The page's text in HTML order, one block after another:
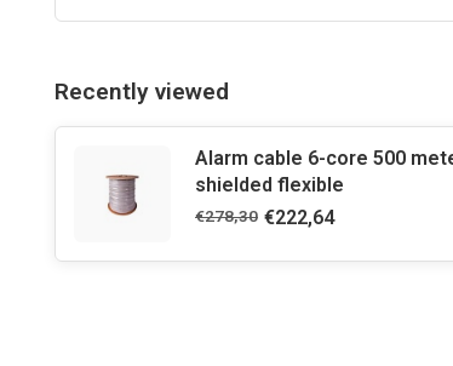
Recently viewed
Alarm cable 6-core 500
shielded flexible
€278,30 €222,64